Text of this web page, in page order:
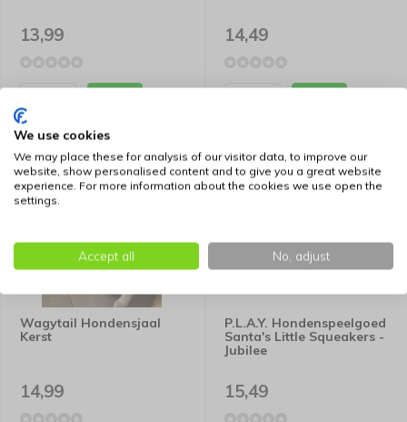
13,99 14,49
Wagytail Hondensjaal
Kerst
14,99
P.L.A.Y. Hondenspeelgoed
Santa's Little Squeakers -
Jubilee
15,49
We use cookies
We may place these for analysis of our visitor data, to improve our
website, show personalised content and to give you a great website
experience. For more information about the cookies we use open the
settings.
Accept all No, adjust